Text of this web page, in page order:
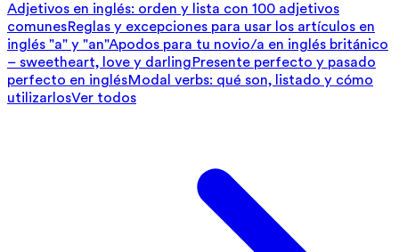
Adjetivos en inglés: orden y lista con 100 adjetivos
comunesReglas y excepciones para usar los artículos en
inglés "a" y "an"Apodos para tu novio/a en inglés británico
– sweetheart, love y darlingPresente perfecto y pasado
perfecto en inglésModal verbs: qué son, listado y cómo
utilizarlosVer todos